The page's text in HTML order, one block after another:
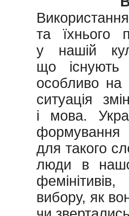
та їхнього
у нашій
що існують
особливо на
ситуація
і мова.
формування
для такого
люди в
вибору, як